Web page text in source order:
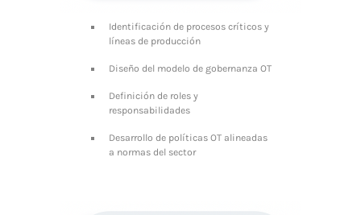
Identificación de procesos críticos y
líneas de producción
Diseño del modelo de gobernanza OT
Definición de roles y
responsabilidades
Desarrollo de políticas OT alineadas
a normas del sector